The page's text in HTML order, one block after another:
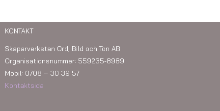
KONTAKT
Skaparverkstan Ord, Bild och Ton AB
Organisationsnummer: 559235-8989
Mobil: 0708 – 30 39 57
Kontaktsida